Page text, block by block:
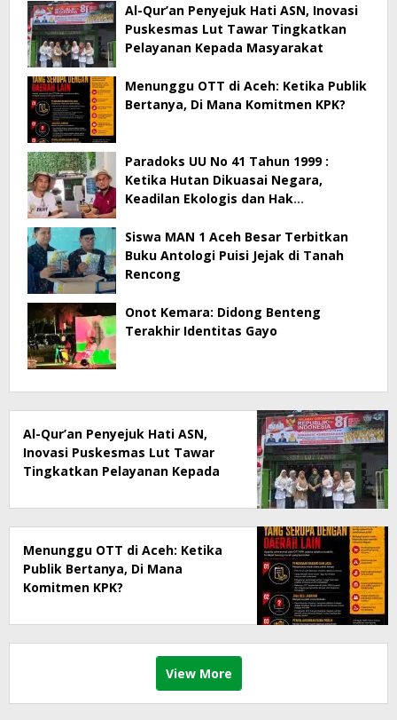
Al-Qur’an Penyejuk Hati ASN, Inovasi
Puskesmas Lut Tawar Tingkatkan
Pelayanan Kepada Masyarakat
Menunggu OTT di Aceh: Ketika Publik
Bertanya, Di Mana Komitmen KPK?
Paradoks UU No 41 Tahun 1999 :
Ketika Hutan Dikuasai Negara,
Keadilan Ekologis dan Hak
Siswa MAN 1 Aceh Besar Terbitkan
Buku Antologi Puisi Jejak di Tanah
Rencong
Onot Kemara: Didong Benteng
Terakhir Identitas Gayo
Al-Qur’an Penyejuk Hati ASN,
Inovasi Puskesmas Lut Tawar
Tingkatkan Pelayanan Kepada
Menunggu OTT di Aceh: Ketika
Publik Bertanya, Di Mana
Komitmen KPK?
View More